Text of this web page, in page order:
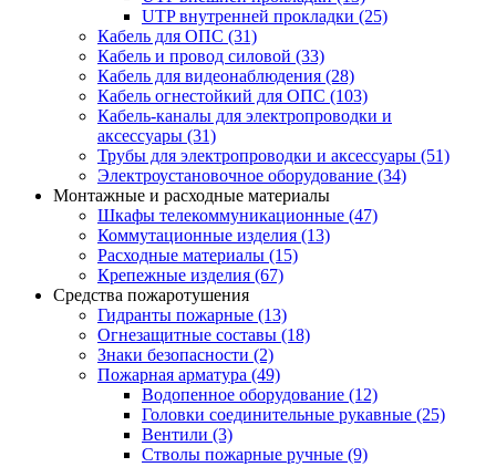
UTP внутренней прокладки (25)
Кабель для ОПС (31)
Кабель и провод силовой (33)
Кабель для видеонаблюдения (28)
Кабель огнестойкий для ОПС (103)
Кабель-каналы для электропроводки и
аксессуары (31)
Трубы для электропроводки и аксессуары (51)
Электроустановочное оборудование (34)
Монтажные и расходные материалы
Шкафы телекоммуникационные (47)
Коммутационные изделия (13)
Расходные материалы (15)
Крепежные изделия (67)
Средства пожаротушения
Гидранты пожарные (13)
Огнезащитные составы (18)
Знаки безопасности (2)
Пожарная арматура (49)
Водопенное оборудование (12)
Головки соединительные рукавные (25)
Вентили (3)
Стволы пожарные ручные (9)